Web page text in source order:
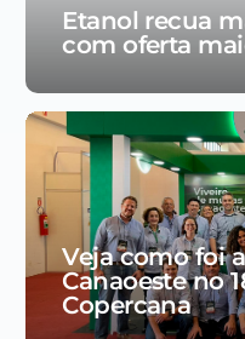
Etanol recua
com oferta
Veja como foi
Canaoeste no
Copercana